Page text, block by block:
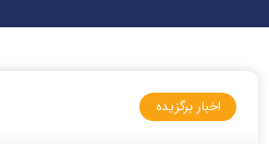
اخبار برگزیده